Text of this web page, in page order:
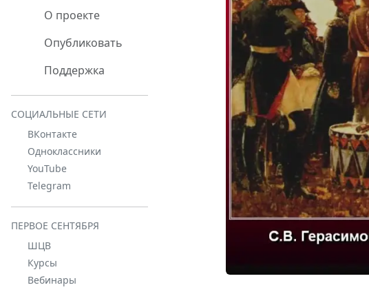
О проекте
Опубликовать
Поддержка
СОЦИАЛЬНЫЕ СЕТИ
ВКонтакте
Одноклассники
YouTube
Telegram
ПЕРВОЕ СЕНТЯБРЯ
ШЦВ
Курсы
Вебинары